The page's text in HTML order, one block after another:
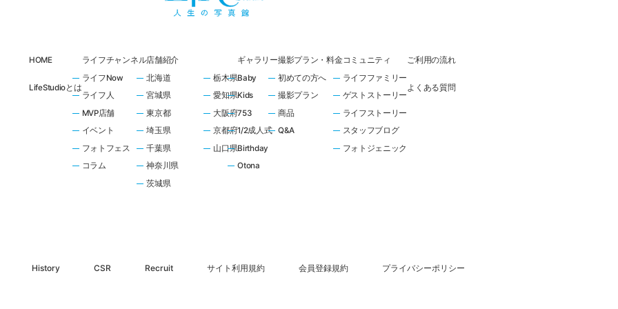
HOME
LifeStudioとは
ライフチャンネル
ライフNow
ライフ人
MVP店舗
イベント
フォトフェス
コラム
店舗紹介
北海道
宮城県
東京都
埼玉県
千葉県
神奈川県
茨城県
栃木県
愛知県
大阪府
京都府
山口県
ギャラリー
Baby
Kids
753
1/2成人式
Birthday
Otona
撮影プラン・料金
初めての方へ
撮影プラン
商品
Q&A
コミュニティ
ライフファミリー
ゲストストーリー
ライフストーリー
スタッフブログ
フォトジェニック
ご利用の流れ
よくある質問
History CSR Recruit サイト利用規約 会員登録規約 プライバシーポリシー